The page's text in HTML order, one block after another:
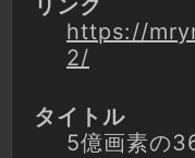
リンク
https://
2/
タイトル
5億画素の